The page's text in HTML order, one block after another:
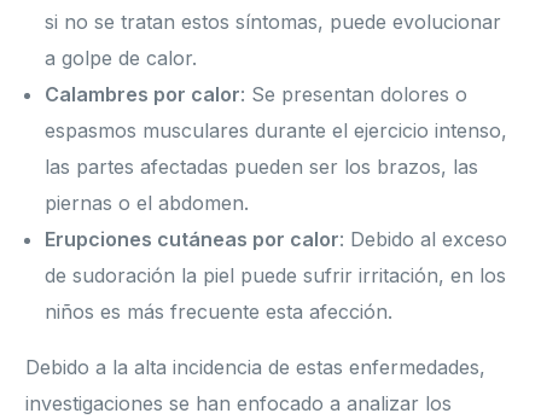
si no se tratan estos síntomas, puede evolucionar
a golpe de calor.
Calambres por calor: Se presentan dolores o
espasmos musculares durante el ejercicio intenso,
las partes afectadas pueden ser los brazos, las
piernas o el abdomen.
Erupciones cutáneas por calor: Debido al exceso
de sudoración la piel puede sufrir irritación, en los
niños es más frecuente esta afección.
Debido a la alta incidencia de estas enfermedades,
investigaciones se han enfocado a analizar los